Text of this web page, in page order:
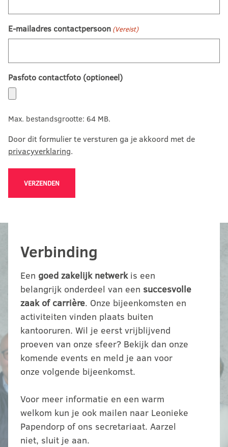
E-mailadres contactpersoon (Vereist)
Pasfoto contactfoto (optioneel)
Max. bestandsgrootte: 64 MB.
Door dit formulier te versturen ga je akkoord met de
privacyverklaring.
Verbinding
Een goed zakelijk netwerk is een
belangrijk onderdeel van een succesvolle
zaak of carrière. Onze bijeenkomsten en
activiteiten vinden plaats buiten
kantooruren. Wil je eerst vrijblijvend
proeven van onze sfeer? Bekijk dan onze
komende events en meld je aan voor
onze volgende bijeenkomst.
Voor meer informatie en een warm
welkom kun je ook mailen naar Leonieke
Papendorp of ons secretariaat. Aarzel
niet, sluit je aan.